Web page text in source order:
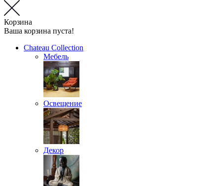
Корзина
Ваша корзина пуста!
Chateau Collection
Мебель
Освещение
Декор